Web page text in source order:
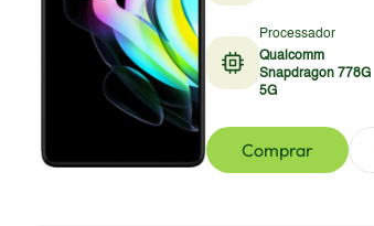
Processador
Qualcomm
Snapdragon 778G
5G
Comprar